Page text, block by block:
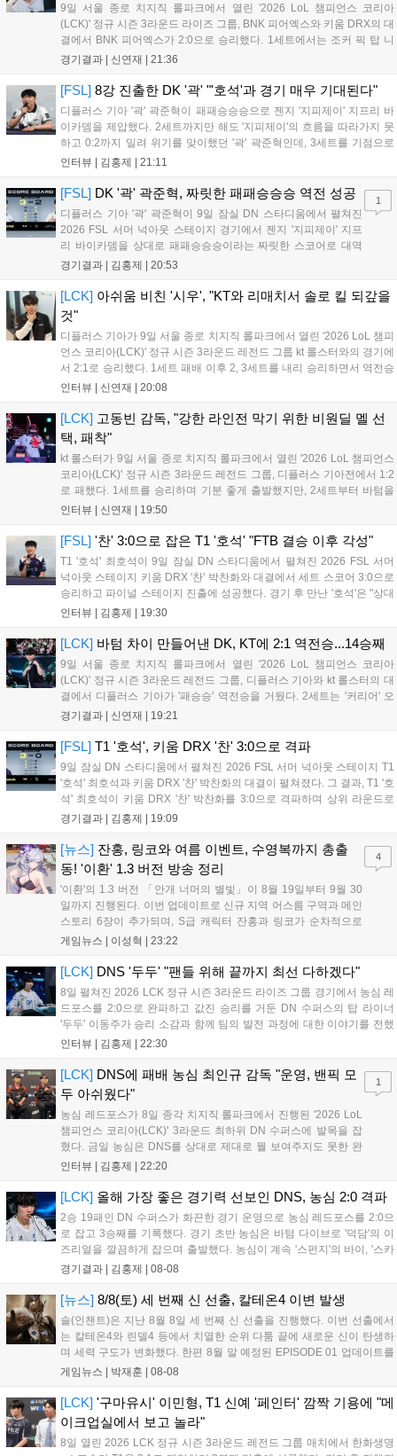
9일 서울 종로 치지직 롤파크에서 열린 '2026 LoL 챔피언스 코리아
(LCK)' 정규 시즌 3라운드 라이즈 그룹, BNK 피어엑스와 키움 DRX의 대
결에서 BNK 피어엑스가 2:0으로 승리했다. 1세트에서는 조커 픽 탑 니
달리가 제대로 통했고, 2세트에선 판테온을 잡은 '랩터' 전어진의 활약과
경기결과 | 신연재 | 21:36
[FSL] 8강 진출한 DK '곽' "'호석'과 경기 매우 기대된다"
디플러스 기아 '곽' 곽준혁이 패패승승승으로 젠지 '지피제이' 지프리 바
이카뎀을 제압했다. 2세트까지만 해도 '지피제이'의 흐름을 따라가지 못
하고 0:2까지 밀려 위기를 맞이했던 '곽' 곽준혁인데, 3세트를 기점으로
분위기를 완전히 바꿨다. 3세트를 4:2로 승리한 뒤 이후부터는 완전히
인터뷰 | 김홍제 | 21:11
[FSL] DK '곽' 곽준혁, 짜릿한 패패승승승 역전 성공
디플러스 기아 '곽' 곽준혁이 9일 잠실 DN 스타디움에서 펼쳐진
2026 FSL 서머 넉아웃 스테이지 경기에서 젠지 '지피제이' 지프
리 바이카뎀을 상대로 패패승승승이라는 짜릿한 스코어로 대역
전에 성공하며 파이널 스테이지로 향했다. 1세트, 전반전은 서로
로 깔끔한 마무리에 성공했고, '곽...
경기결과 | 김홍제 | 20:53
1
[LCK] 아쉬움 비친 '시우', "KT와 리매치서 솔로 킬 되갚을
것"
디플러스 기아가 9일 서울 종로 치지직 롤파크에서 열린 '2026 LoL 챔피
언스 코리아(LCK)' 정규 시즌 3라운드 레전드 그룹 kt 롤스터와의 경기에
서 2:1로 승리했다. 1세트 패배 이후 2, 3세트를 내리 승리하면서 역전승
을 거뒀다. 14승을 달성한 디플러스 기아는 4위 kt 롤스터를 1승 차이로
인터뷰 | 신연재 | 20:08
[LCK] 고동빈 감독, "강한 라인전 막기 위한 비원딜 멜 선
택, 패착"
kt 롤스터가 9일 서울 종로 치지직 롤파크에서 열린 '2026 LoL 챔피언스
코리아(LCK)' 정규 시즌 3라운드 레전드 그룹, 디플러스 기아전에서 1:2
로 패했다. 1세트를 승리하며 기분 좋게 출발했지만, 2세트부터 바텀을
중심으로 게임을 풀어간 디플러스 기아의 승리 플랜을 막아내지 못했다.
인터뷰 | 신연재 | 19:50
[FSL] '찬' 3:0으로 잡은 T1 '호석' "FTB 결승 이후 각성"
T1 '호석' 최호석이 9일 잠실 DN 스타디움에서 펼쳐진 2026 FSL 서머
넉아웃 스테이지 키움 DRX '찬' 박찬화와 대결에서 세트 스코어 3:0으로
승리하고 파이널 스테이지 진출에 성공했다. 경기 후 만난 '호석'은 "상대
가 강하지만, 내가 할 것만 잘하면 충분히 승산이 있을 것 같았다"고 말하
인터뷰 | 김홍제 | 19:30
[LCK] 바텀 차이 만들어낸 DK, KT에 2:1 역전승...14승째
9일 서울 종로 치지직 롤파크에서 열린 '2026 LoL 챔피언스 코리아
(LCK)' 정규 시즌 3라운드 레전드 그룹, 디플러스 기아와 kt 롤스터의 대
결에서 디플러스 기아가 '패승승' 역전승을 거뒀다. 2세트는 '커리어' 오
현석의 메이킹과 '쇼메이커' 허수의 캐리력이 빛났고, 3세트에서는 라인
경기결과 | 신연재 | 19:21
[FSL] T1 '호석', 키움 DRX '찬' 3:0으로 격파
9일 잠실 DN 스타디움에서 펼쳐진 2026 FSL 서머 넉아웃 스테이지 T1
'호석' 최호석과 키움 DRX '찬' 박찬화의 대결이 펼쳐졌다. 그 결과, T1 '호
석' 최호석이 키움 DRX '찬' 박찬화를 3:0으로 격파하며 상위 라운드로
진출했고, '찬'은 탈락하고 말았다. 경기 초반, 5분 만에 골 찬스를 잡은
경기결과 | 김홍제 | 19:09
[뉴스] 잔홍, 링코와 여름 이벤트, 수영복까지 총출
동! '이환' 1.3 버전 방송 정리
'이환'의 1.3 버전 「안개 너머의 별빛」이 8월 19일부터 9월 30
일까지 진행된다. 이번 업데이트로 신규 지역 어스름 구역과 메인
스토리 6장이 추가되며, S급 캐릭터 잔홍과 링코가 순차적으로
등장한다. 여름 시즌을 맞아 비치발리볼, 수상 오토바이 등 다채
의성도 강화된다. 8월 11일까지 사용 가능한 교환 코드 3종이 제
게임뉴스 | 이성혁 | 23:22
4
[LCK] DNS '두두' "팬들 위해 끝까지 최선 다하겠다"
8일 펼쳐진 2026 LCK 정규 시즌 3라운드 라이즈 그룹 경기에서 농심 레
드포스를 2:0으로 완파하고 값진 승리를 거둔 DN 수퍼스의 탑 라이너
'두두' 이동주가 승리 소감과 함께 팀의 발전 과정에 대한 이야기를 전했
다. 먼저 오랜만의 2:0 완승에 대해 '두두'는 "진짜 오랜만에 거둔 2:0 승
인터뷰 | 김홍제 | 22:30
[LCK] DNS에 패배 농심 최인규 감독 "운영, 밴픽 모
두 아쉬웠다"
농심 레드포스가 8일 종각 치지직 롤파크에서 진행된 '2026 LoL
챔피언스 코리아(LCK)' 3라운드 최하위 DN 수퍼스에 발목을 잡
혔다. 금일 농심은 DNS를 상대로 제대로 뭘 보여주지도 못한 완
패를 당하고 말았다. 이하 농심 레드포스 최인규 감독과 '리헨즈'
인규 감독 : 모든 경...
인터뷰 | 김홍제 | 22:20
1
[LCK] 올해 가장 좋은 경기력 선보인 DNS, 농심 2:0 격파
2승 19패인 DN 수퍼스가 화끈한 경기 운영으로 농심 레드포스를 2:0으
로 잡고 3승째를 기록했다. 경기 초반 농심은 바텀 다이브로 '덕담'의 이
즈리얼을 깔끔하게 잡으며 출발했다. 농심이 계속 '스펀지'의 바이, '스카
웃'의 신드라가 맹활약하며 초반부터 잡은 주도권을 계속 잘 굴렸다.
었...
경기결과 | 김홍제 | 08-08
[뉴스] 8/8(토) 세 번째 신 선출, 칼테온4 이변 발생
솔(인챈트)은 지난 8월 8일 세 번째 신 선출을 진행했다. 이번 선출에서
는 칼테온4와 린델4 등에서 치열한 순위 다툼 끝에 새로운 신이 탄생하
며 세력 구도가 변화했다. 한편 8월 말 예정된 EPISODE 01 업데이트를
통해 월드 콘텐츠가 추가될 예정이며, 이를 통해 추후 주신 및 절대신에
더욱 가속화될 전망이다....
게임뉴스 | 박재훈 | 08-08
[LCK] '구마유시' 이민형, T1 신예 '페인터' 깜짝 기용에 "메
이크업실에서 보고 놀라"
8일 열린 2026 LCK 정규 시즌 3라운드 레전드 그룹 매치에서 한화생명